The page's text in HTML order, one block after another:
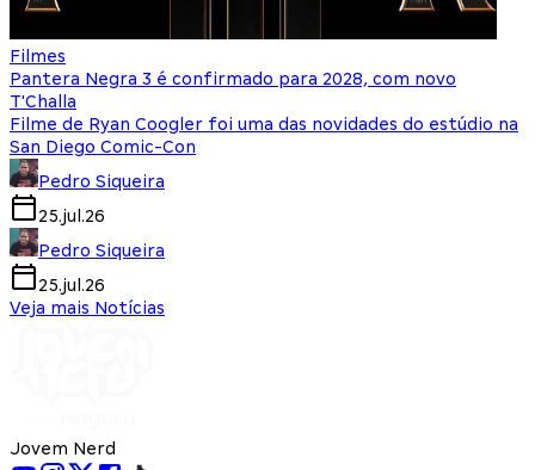
Filmes
Pantera Negra 3 é confirmado para 2028, com novo
T'Challa
Filme de Ryan Coogler foi uma das novidades do estúdio na
San Diego Comic-Con
Pedro Siqueira
25.jul.26
Pedro Siqueira
25.jul.26
Veja mais Notícias
Jovem Nerd